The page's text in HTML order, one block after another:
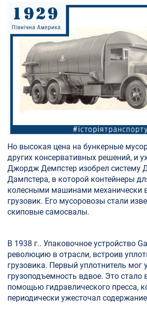
Но высокая цена на бункерные
других консервативных решений, и
Джордж Демпстер изобрел систему
Дампстера, в которой контейнеры
колесными машинами механически
грузовик. Его мусоровозы стали
скиповые самосвалы.
В 1938 г.. Упаковочное устройство
революцию в отрасли, встроив
грузовика. Первый уплотнитель мог
грузоподъемность вдвое. Это
помощью гидравлического пресса,
периодически ужесточал